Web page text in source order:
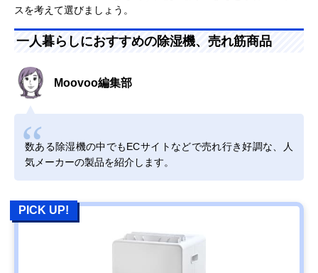
スを考えて選びましょう。
一人暮らしにおすすめの除湿機、売れ筋商品
Moovoo編集部
数ある除湿機の中でもECサイトなどで売れ行き好調な、人
気メーカーの製品を紹介します。
PICK UP!